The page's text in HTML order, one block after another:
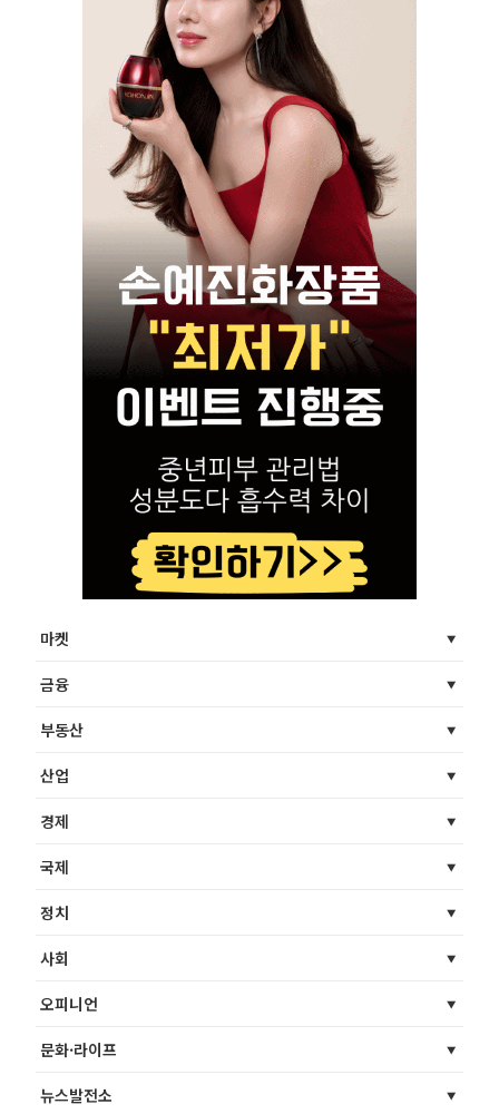
마켓
금융
부동산
산업
경제
국제
정치
사회
오피니언
문화·라이프
뉴스발전소